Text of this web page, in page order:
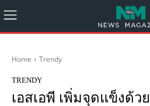
Home Trendy
TRENDY
เอสเอพี เพิ่มจุดแข็งด้ว